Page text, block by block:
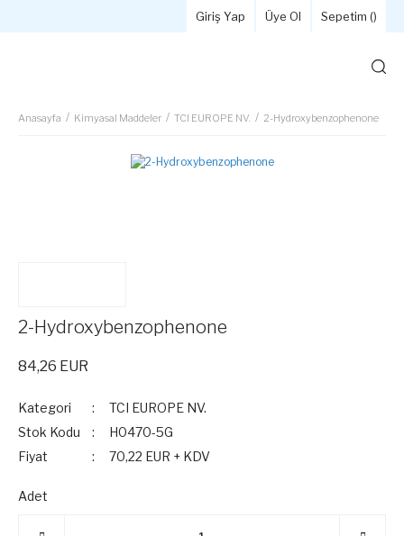
Giriş Yap Üye Ol Sepetim ()
Anasayfa Kimyasal Maddeler TCI EUROPE NV. 2-Hydroxybenzophenone
2-Hydroxybenzophenone
84,26 EUR
Kategori
TCI EUROPE NV.
Stok Kodu
H0470-5G
Fiyat
70,22 EUR + KDV
Adet